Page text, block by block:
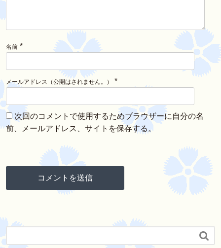
名前 *
メールアドレス（公開はされません。） *
次回のコメントで使用するためブラウザーに自分の名
前、メールアドレス、サイトを保存する。
